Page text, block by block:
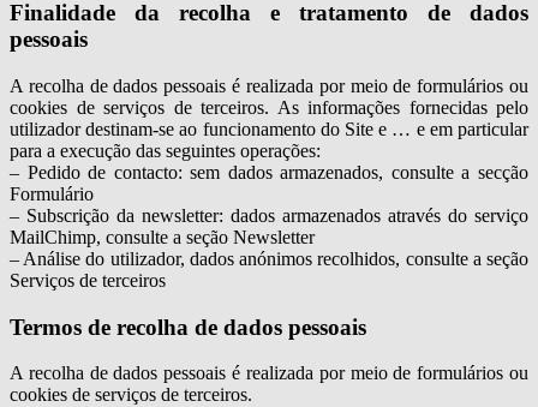
Finalidade da recolha e tratamento de dados
pessoais
A recolha de dados pessoais é realizada por meio de formulários ou
cookies de serviços de terceiros. As informações fornecidas pelo
utilizador destinam-se ao funcionamento do Site e … e em particular
para a execução das seguintes operações:
– Pedido de contacto: sem dados armazenados, consulte a secção
Formulário
– Subscrição da newsletter: dados armazenados através do serviço
MailChimp, consulte a seção Newsletter
– Análise do utilizador, dados anónimos recolhidos, consulte a seção
Serviços de terceiros
Termos de recolha de dados pessoais
A recolha de dados pessoais é realizada por meio de formulários ou
cookies de serviços de terceiros.